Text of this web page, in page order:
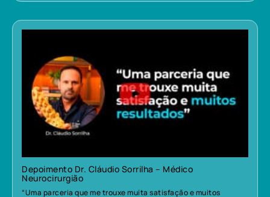
Depoimento Dr. Cláudio Sorrilha – Médico
Neurocirurgião
“Uma parceria que me trouxe muita satisfação e muitos